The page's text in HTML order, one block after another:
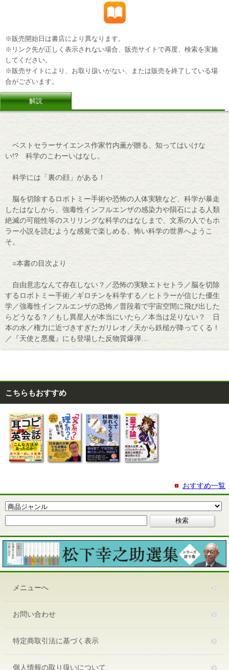
※販売開始日は書店により異なります。
※リンク先が正しく表示されない場合、販売サイトで再度、検索を実施
してください。
※販売サイトにより、お取り扱いがない、または販売を終了している場
合がございます。
解説
ベストセラーサイエンス作家竹内薫が贈る、知ってはいけな
い!? 科学のこわーいはなし。
科学には「裏の顔」がある！
脳を切除するロボトミー手術や恐怖の人体実験など、科学が暴走
したはなしから、強毒性インフルエンザの感染力や隕石による人類
絶滅の可能性等のスリリングな科学のはなしまで、文系の人でもホ
ラー小説を読むような感覚で楽しめる、怖い科学の世界へようこ
そ。
○本書の目次より
自由意志なんて存在しない？／恐怖の実験エトセトラ／脳を切除
するロボトミー手術／ギロチンを科学する／ヒトラーが信じた優生
学／強毒性インフルエンザの恐怖／普段着で宇宙空間に飛び出した
らどうなる？／もし異星人が本当にいたら／本当は足りない？ 日
本の水／権力に近づきすぎたガリレオ／天から鉄槌が降ってくる！
／『天使と悪魔』にも登場した反物質爆弾…
こちらもおすすめ
おすすめ一覧
メニューへ
お問い合わせ
特定商取引法に基づく表示
個人情報の取り扱いについて